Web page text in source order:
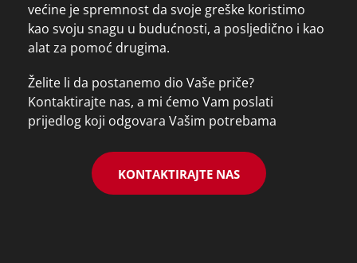
većine je spremnost da svoje greške koristimo
kao svoju snagu u budućnosti, a posljedično i kao
alat za pomoć drugima.
Želite li da postanemo dio Vaše priče?
Kontaktirajte nas, a mi ćemo Vam poslati
prijedlog koji odgovara Vašim potrebama
KONTAKTIRAJTE NAS